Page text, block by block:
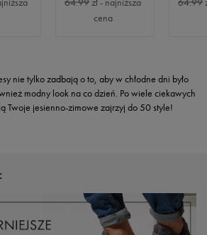
cena
nie tylko zadbają o to, aby w chłodne dni było
modny look na co dzień. Po wiele ciekawych
Twoje jesienno-zimowe zajrzyj do 50 style!